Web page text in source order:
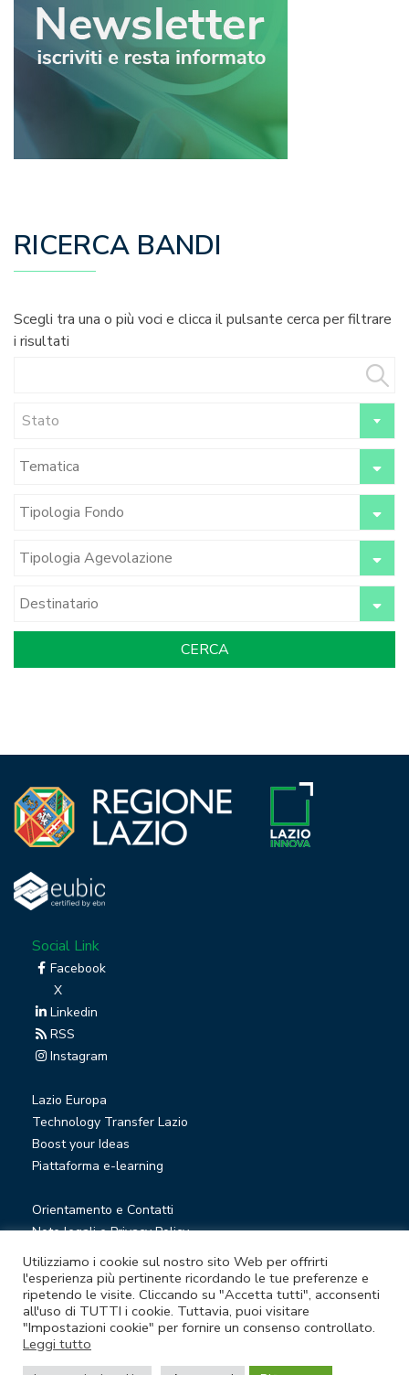
RICERCA BANDI
Scegli tra una o più voci e clicca il pulsante cerca per filtrare
i risultati
Stato
Social Link
Facebook
X
Linkedin
RSS
Instagram
Lazio Europa
Technology Transfer Lazio
Boost your Ideas
Piattaforma e-learning
Orientamento e Contatti
Note legali e Privacy Policy
Privacy Newsletter
Società trasparente
Whistleblowing
© Lazio Innova S.p.A. società soggetta a direzione e
Utilizziamo i cookie sul nostro sito Web per offrirti
l'esperienza più pertinente ricordando le tue preferenze e
ripetendo le visite. Cliccando su "Accetta tutti", acconsenti
all'uso di TUTTI i cookie. Tuttavia, puoi visitare
"Impostazioni cookie" per fornire un consenso controllato.
Leggi tutto